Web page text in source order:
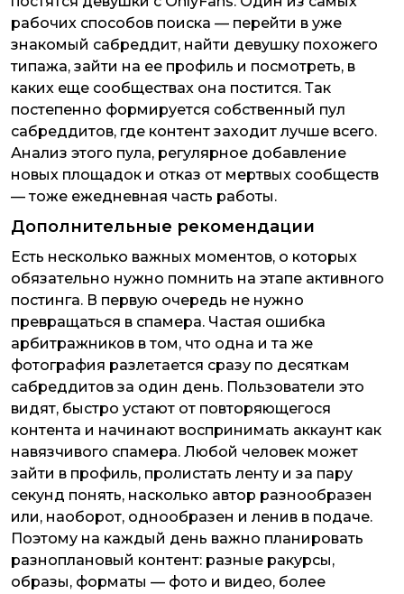
рабочих способов поиска — перейти в уже
знакомый сабреддит, найти девушку похожего
типажа, зайти на ее профиль и посмотреть, в
каких еще сообществах она постится. Так
постепенно формируется собственный пул
сабреддитов, где контент заходит лучше всего.
Анализ этого пула, регулярное добавление
новых площадок и отказ от мертвых сообществ
— тоже ежедневная часть работы.
Дополнительные рекомендации
Есть несколько важных моментов, о которых
обязательно нужно помнить на этапе активного
постинга. В первую очередь не нужно
превращаться в спамера. Частая ошибка
арбитражников в том, что одна и та же
фотография разлетается сразу по десяткам
сабреддитов за один день. Пользователи это
видят, быстро устают от повторяющегося
контента и начинают воспринимать аккаунт как
навязчивого спамера. Любой человек может
зайти в профиль, пролистать ленту и за пару
секунд понять, насколько автор разнообразен
или, наоборот, однообразен и ленив в подаче.
Поэтому на каждый день важно планировать
разноплановый контент: разные ракурсы,
образы, форматы — фото и видео, более